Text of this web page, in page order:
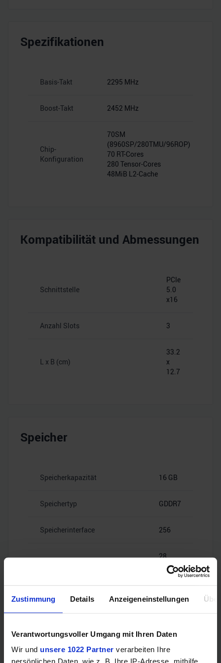
Zustimmung Details Anzeigeneinstellungen
Verantwortungsvoller Umgang mit Ihren Daten
Wir und unsere 1022 Partner verarbeiten Ihre
persönlichen Daten, wie z. B. Ihre IP-Adresse, mithilfe
Spezifikationen
Basis-Takt 2295 MHz
Boost-Takt 2452 MHz
Chip-
Konfiguration
70SM
(8960SP/280TMU/96ROP)
70 RT-Cores
280 Tensor-Cores
48MiB L2-Cache
Kompatibilität und Abmessungen
Schnittstelle
PCIe
5.0
x16
Anzahl Slots 3
L x B (cm)
33.2
x
12.7
Speicher
Speicherkapazität 16 GB
Speichertyp GDDR7
Speicherinterface 256
Speicherbandbreite
28
Gbps
Videoanschlüsse